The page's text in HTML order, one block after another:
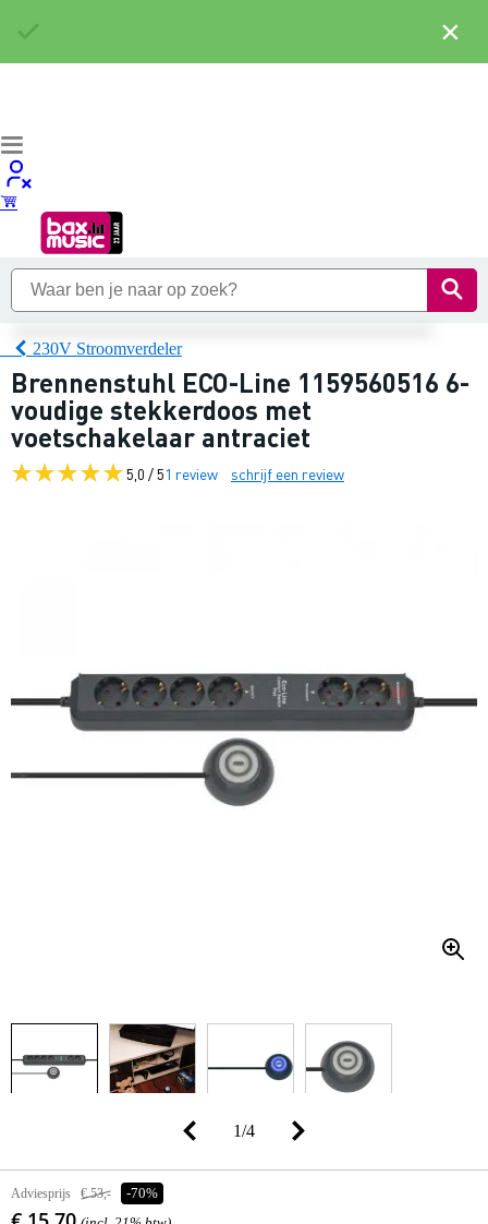
230V Stroomverdeler
Brennenstuhl ECO-Line 1159560516 6-
voudige stekkerdoos met
voetschakelaar antraciet
5,0 / 51 review schrijf een review
1/4
Adviesprijs € 53,- -70%
×